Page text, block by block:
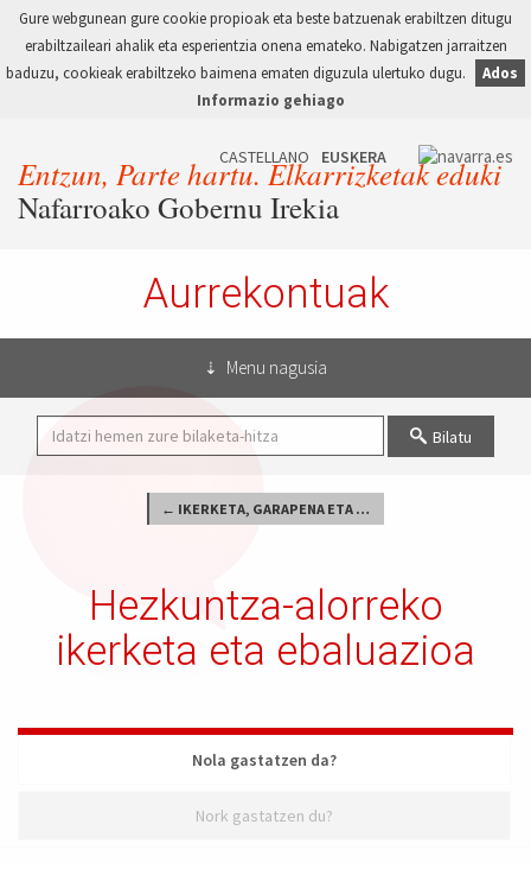
Gure webgunean gure cookie propioak eta beste batzuenak erabiltzen ditugu
erabiltzaileari ahalik eta esperientzia onena emateko. Nabigatzen jarraitzen
baduzu, cookieak erabiltzeko baimena ematen diguzula ulertuko dugu.
Ados
Informazio gehiago
Entzun, Parte hartu. Elkarrizketak eduki
Nafarroako Gobernu Irekia
Aurrekontuak
Menu nagusia
Bilatu
← IKERKETA, GARAPENA ETA BERRIKUNTZA
Hezkuntza-alorreko
ikerketa eta ebaluazioa
Nola gastatzen da?
Nork gastatzen du?